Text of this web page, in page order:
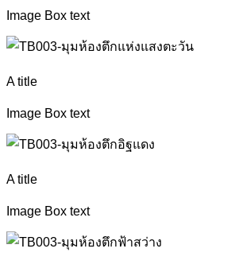
Image Box text
A title
Image Box text
A title
Image Box text